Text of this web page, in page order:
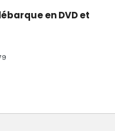
en DVD et